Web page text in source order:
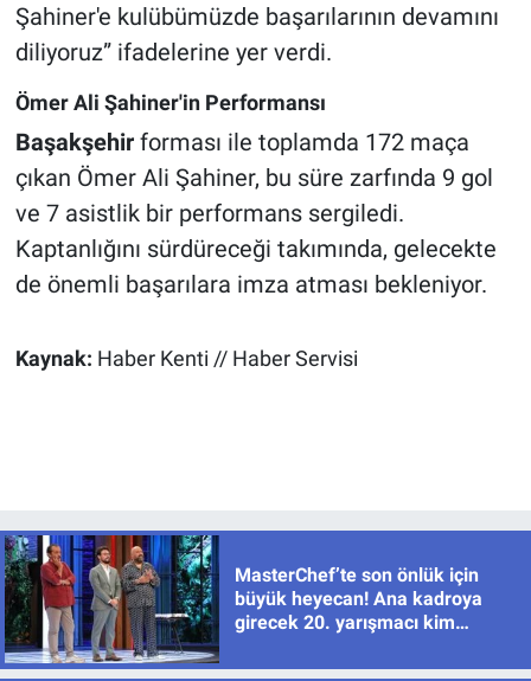
Şahiner'e kulübümüzde başarılarının devamını
diliyoruz” ifadelerine yer verdi.
Ömer Ali Şahiner'in Performansı
Başakşehirforması ile toplamda 172 maça
çıkan Ömer Ali Şahiner, bu süre zarfında 9 gol
ve 7 asistlik bir performans sergiledi.
Kaptanlığını sürdüreceği takımında, gelecekte
de önemli başarılara imza atması bekleniyor.
Kaynak: Haber Kenti // Haber Servisi
MasterChef’te son önlük için
büyük heyecan! Ana kadroya
girecek 20. yarışmacı kim